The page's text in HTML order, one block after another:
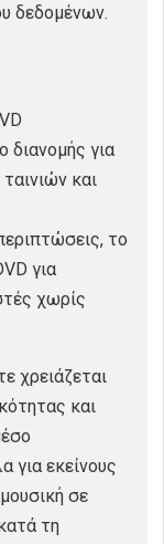
δεδομένων.
διανομής για
και
το
για
χωρίς
χρειάζεται
και
για εκείνους
σε
τη